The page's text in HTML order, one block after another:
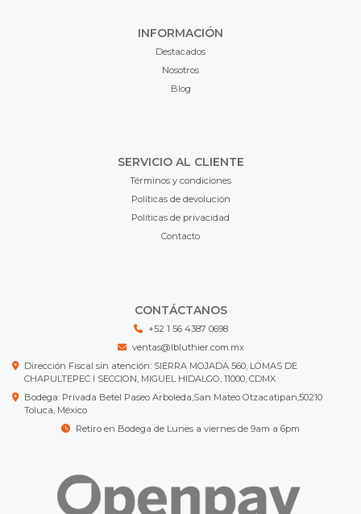
INFORMACIÓN
Destacados
Nosotros
Blog
SERVICIO AL CLIENTE
Términos y condiciones
Políticas de devolución
Políticas de privacidad
Contacto
CONTÁCTANOS
+52 1 56 4387 0698
ventas@lbluthier.com.mx
Dirección Fiscal sin atención: SIERRA MOJADA 560, LOMAS DE
CHAPULTEPEC I SECCION, MIGUEL HIDALGO, 11000, CDMX
Bodega: Privada Betel Paseo Arboleda,San Mateo Otzacatipan,50210
Toluca, México
Retiro en Bodega de Lunes a viernes de 9am a 6pm